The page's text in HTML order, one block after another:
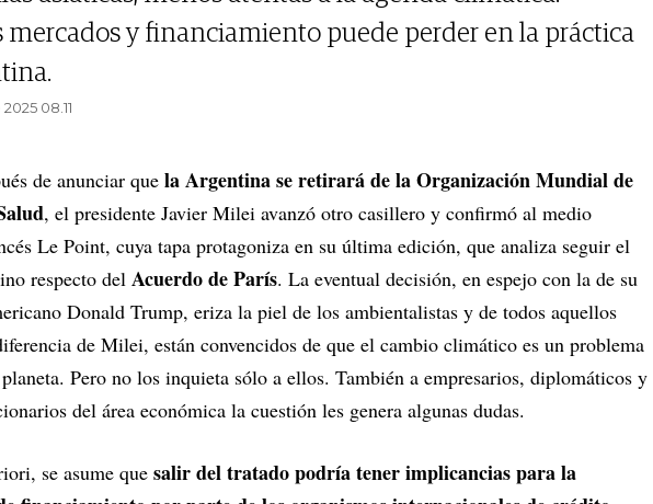
mercados y financiamiento puede perder en la práctica
08.11
de anunciar que la Argentina se retirará de la Organización Mundial de
, el presidente Javier Milei avanzó otro casillero y confirmó al medio
Le Point, cuya tapa protagoniza en su última edición, que analiza seguir el
respecto del Acuerdo de París. La eventual decisión, en espejo con la de su
Donald Trump, eriza la piel de los ambientalistas y de todos aquellos
de Milei, están convencidos de que el cambio climático es un problema
Pero no los inquieta sólo a ellos. También a empresarios, diplomáticos y
del área económica la cuestión les genera algunas dudas.
se asume que salir del tratado podría tener implicancias para la